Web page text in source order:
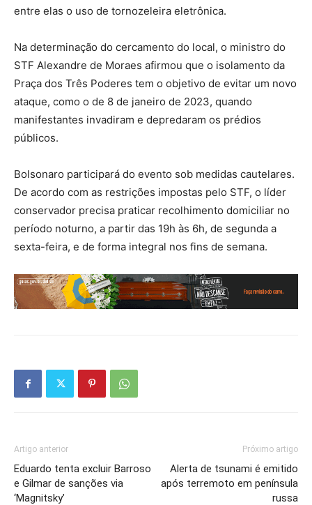
entre elas o uso de tornozeleira eletrônica.
Na determinação do cercamento do local, o ministro do
STF Alexandre de Moraes afirmou que o isolamento da
Praça dos Três Poderes tem o objetivo de evitar um novo
ataque, como o de 8 de janeiro de 2023, quando
manifestantes invadiram e depredaram os prédios
públicos.
Bolsonaro participará do evento sob medidas cautelares.
De acordo com as restrições impostas pelo STF, o líder
conservador precisa praticar recolhimento domiciliar no
período noturno, a partir das 19h às 6h, de segunda a
sexta-feira, e de forma integral nos fins de semana.
Artigo anterior
Eduardo tenta excluir Barroso
e Gilmar de sanções via
‘Magnitsky’
Próximo artigo
Alerta de tsunami é emitido
após terremoto em península
russa